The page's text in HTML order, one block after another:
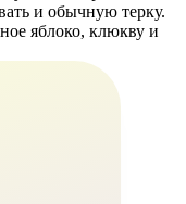
и обычную терку.
яблоко, клюкву и